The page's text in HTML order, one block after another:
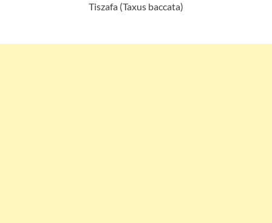
Tiszafa (Taxus baccata)